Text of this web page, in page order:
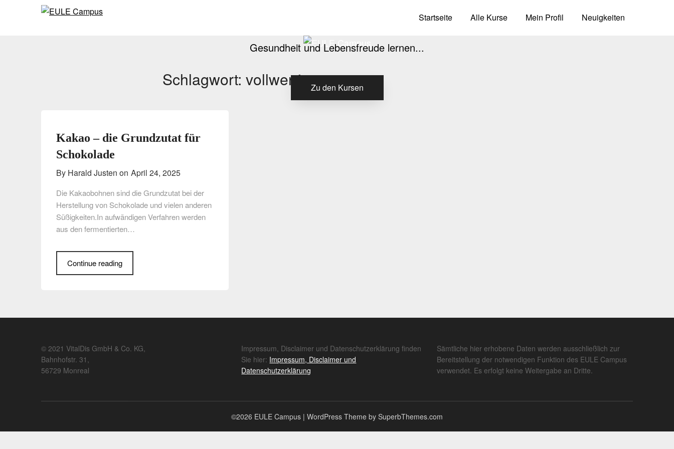
Startseite Alle Kurse Mein Profil Neuigkeiten
Gesundheit und Lebensfreude lernen...
Zu den Kursen
Schlagwort:vollwertig
Kakao – die Grundzutat für
Schokolade
By Harald Justen on April 24, 2025
Die Kakaobohnen sind die Grundzutat bei der
Herstellung von Schokolade und vielen anderen
Süßigkeiten.In aufwändigen Verfahren werden
aus den fermentierten…
Continue reading
© 2021 VitalDis GmbH & Co. KG,
Bahnhofstr. 31,
56729 Monreal
Impressum, Disclaimer und Datenschutzerklärung finden
Sie hier: Impressum, Disclaimer und
Datenschutzerklärung
Sämtliche hier erhobene Daten werden ausschließlich zur
Bereitstellung der notwendigen Funktion des EULE Campus
verwendet. Es erfolgt keine Weitergabe an Dritte.
©2026 EULE Campus | WordPress Theme by SuperbThemes.com